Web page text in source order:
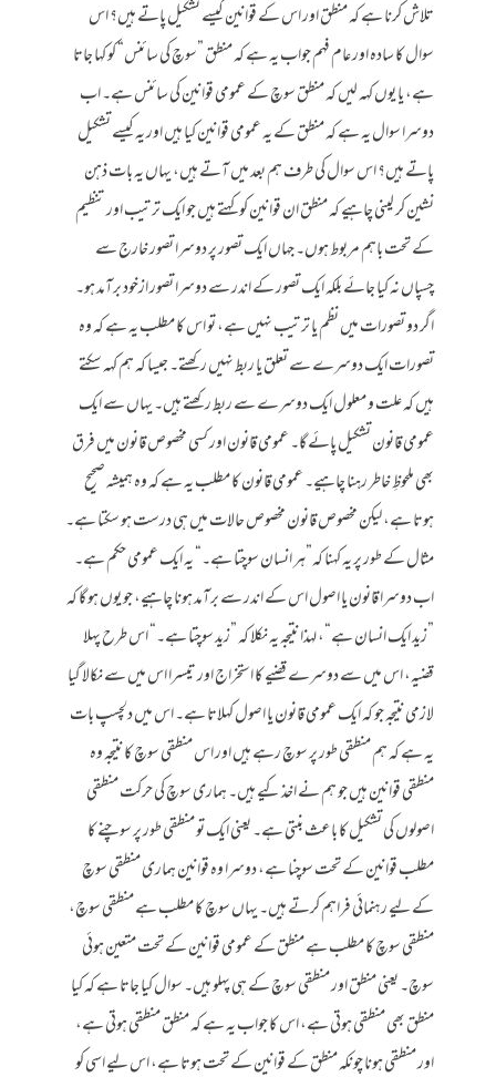
تلاش کرنا ہے کہ منطق اور اس کے قوانین کیسے تشکیل پاتے ہیں؟ اس
سوال کا سادہ اور عام فہم جواب یہ ہے کہ منطق ”سوچ کی سائنس“ کو کہا جاتا
ہے، یا یوں کہہ لیں کہ منطق سوچ کے عمومی قوانین کی سائنس ہے۔ اب
دوسرا سوال یہ ہے کہ منطق کے یہ عمومی قوانین کیا ہیں اور یہ کیسے تشکیل
پاتے ہیں؟ اس سوال کی طرف ہم بعد میں آتے ہیں، یہاں یہ بات ذہن
نشین کر لینی چاہیے کہ منطق ان قوانین کو کہتے ہیں جو ایک ترتیب اور تنظیم
کے تحت باہم مربوط ہوں۔ جہاں ایک تصور پر دوسرا تصور خارج سے
چسپاں نہ کیا جائے بلکہ ایک تصور کے اندر سے دوسرا تصور ازخود برآمد ہو۔
اگر دو تصورات میں نظم یا ترتیب نہیں ہے، تو اس کا مطلب یہ ہے کہ وہ
تصورات ایک دوسرے سے تعلق یا ربط نہیں رکھتے۔ جیسا کہ ہم کہہ سکتے
ہیں کہ علت و معلول ایک دوسرے سے ربط رکھتے ہیں۔ یہاں سے ایک
عمومی قانون تشکیل پائے گا۔ عمومی قانون اور کسی مخصوص قانون میں فرق
بھی ملحوظِ خاطر رہنا چاہیے۔ عمومی قانون کا مطلب یہ ہے کہ وہ ہمیشہ صحیح
ہوتا ہے، لیکن مخصوص قانون مخصوص حالات میں ہی درست ہو سکتا ہے۔
مثال کے طور پر یہ کہنا کہ”ہر انسان سوچتا ہے۔“ یہ ایک عمومی حکم ہے۔
اب دوسرا قانون یا اصول اس کے اندر سے برآمد ہونا چاہیے، جو یوں ہو گا کہ
”زید ایک انسان ہے“، لہذا نتیجہ یہ نکلا کہ ”زید سوچتا ہے۔“ اس طرح پہلا
قضیہ، اس میں سے دوسرے قضیے کا استخراج اور تیسرا اس میں سے نکالا گیا
لازمی نتیجہ جو کہ ایک عمومی قانون یا اصول کہلاتا ہے۔ اس میں دلچسپ بات
یہ ہے کہ ہم منطقی طور پر سوچ رہے ہیں اور اس منطقی سوچ کا نتیجہ وہ
منطقی قوانین ہیں جو ہم نے اخذ کیے ہیں۔ ہماری سوچ کی حرکت منطقی
اصولوں کی تشکیل کا باعث بنتی ہے۔ یعنی ایک تو منطقی طور پر سوچنے کا
مطلب قوانین کے تحت سوچنا ہے، دوسرا وہ قوانین ہماری منطقی سوچ
کے لیے رہنمائی فراہم کرتے ہیں۔ یہاں سوچ کا مطلب ہے منطقی سوچ،
منطقی سوچ کا مطلب ہے منطق کے عمومی قوانین کے تحت متعین ہوئی
سوچ۔ یعنی منطق اور منطقی سوچ کے ہی پہلو ہیں۔ سوال کیا جاتا ہے کہ کیا
منطق بھی منطقی ہوتی ہے، اس کا جواب یہ ہے کہ منطق منطقی ہوتی ہے،
اور منطقی ہونا چونکہ منطق کے قوانین کے تحت ہوتا ہے، اس لیے اسی کو